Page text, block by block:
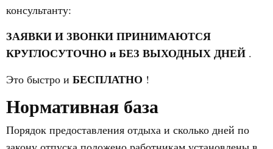
консультанту:
ЗАЯВКИ И ЗВОНКИ ПРИНИМАЮТСЯ
КРУГЛОСУТОЧНО и БЕЗ ВЫХОДНЫХ ДНЕЙ .
Это быстро и БЕСПЛАТНО !
Нормативная база
Порядок предоставления отдыха и сколько дней по